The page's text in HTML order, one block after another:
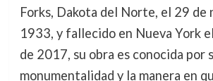
Forks, Dakota del Norte, el 29 de
1933, y fallecido en Nueva York
de 2017, su obra es conocida por
monumentalidad y la manera en